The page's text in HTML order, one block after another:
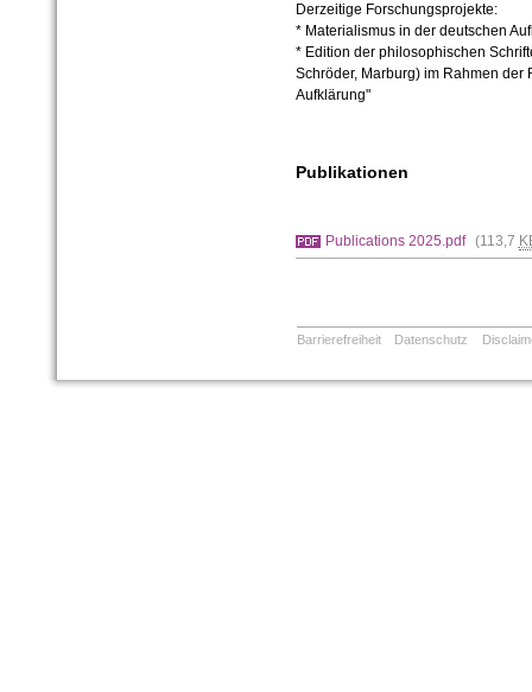
Derzeitige Forschungsprojekte:
* Materialismus in der deutschen
* Edition der philosophischen
Schröder, Marburg) im Rahmen
Aufklärung"
Publikationen
Publications 2025.pdf (113,7
Barrierefreiheit Datenschutz